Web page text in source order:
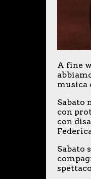
A fine
musica
Sabato
con
con
Sabato